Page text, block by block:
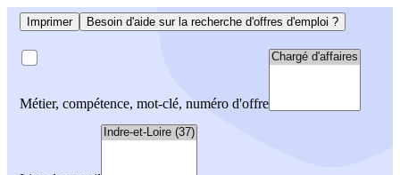
Imprimer Besoin d'aide sur la recherche d'offres d'emploi ?
Métier, compétence, mot-clé, numéro d'offre